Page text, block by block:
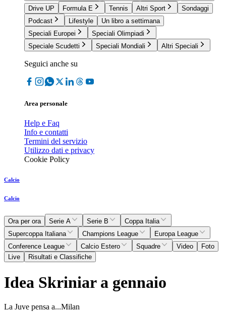
Drive UP
Formula E Tennis Altri Sport
Sondaggi
Podcast
Lifestyle
Un libro a settimana
Speciali Europei
Speciali Olimpiadi
Speciale Scudetti
Speciali Mondiali Altri Speciali
Seguici anche su
Area personale
Help e Faq
Info e contatti
Termini del servizio
Utilizzo dati e privacy
Cookie Policy
Calcio
Calcio
Ora per ora Serie A Serie B
Coppa Italia
Supercoppa Italiana
Champions League
Europa League
Conference League
Calcio Estero Squadre Video
Foto
Live
Risultati e Classifiche
Idea Skriniar a gennaio
La Juve pensa a...Milan